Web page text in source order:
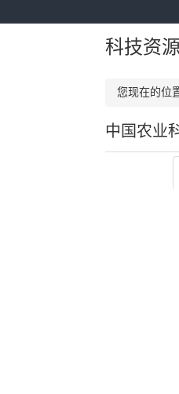
科技资
您现在的位
中国农业